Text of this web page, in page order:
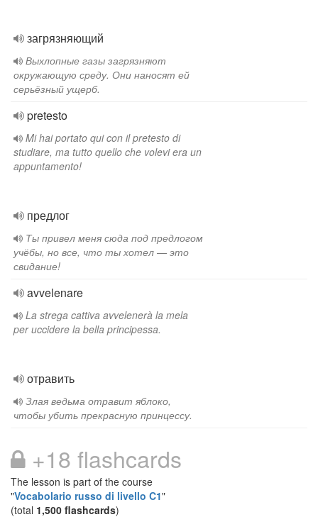
загрязняющий
Выхлопные газы загрязняют
окружающую среду. Они наносят ей
серьёзный ущерб.
pretesto
Mi hai portato qui con il pretesto di
studiare, ma tutto quello che volevi era un
appuntamento!
предлог
Ты привел меня сюда под предлогом
учёбы, но все, что ты хотел — это
свидание!
avvelenare
La strega cattiva avvelenerà la mela
per uccidere la bella principessa.
отравить
Злая ведьма отравит яблоко,
чтобы убить прекрасную принцессу.
+18 flashcards
The lesson is part of the course
"Vocabolario russo di livello C1"
(total 1,500 flashcards)